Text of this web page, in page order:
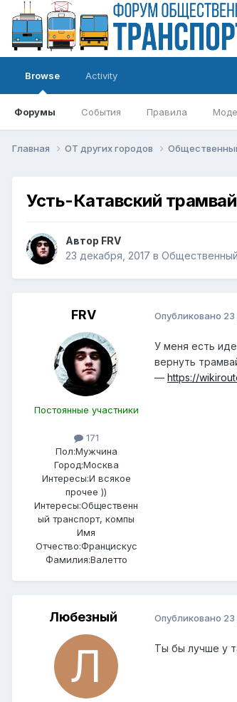
Browse
Форумы События Правила
Activity
Главная ОТ других городов
Усть-Катавский трамвай
Автор FRV
23 декабря, 2017 в
FRV
Постоянные участники
171
Пол:Мужчина
Город:Москва
Интересы:И всякое
прочее ))
Интересы:Общественн
ый транспорт, компы
Имя
Отчество:Францискус
Фамилия:Валетто
Опубликовано 23
У меня есть
вернуть
— https://
Любезный Опубликовано 23
Ты бы лучше у